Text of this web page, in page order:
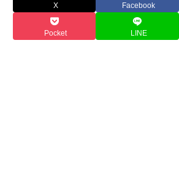
X Facebook
Pocket LINE